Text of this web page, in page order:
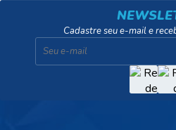
Cadastre seu e-mail e